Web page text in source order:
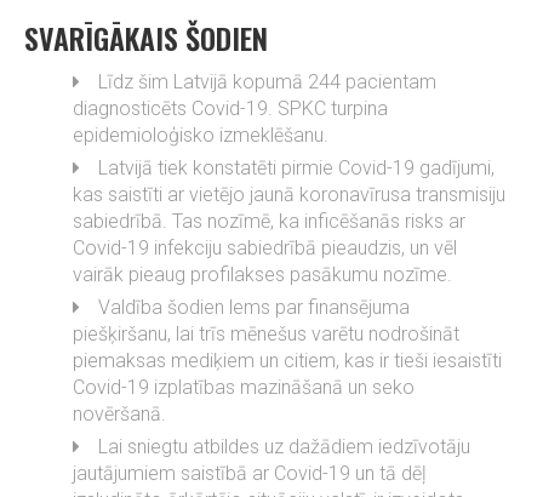
SVARĪGĀKAIS ŠODIEN
Līdz šim Latvijā kopumā 244 pacientam
diagnosticēts Covid-19. SPKC turpina
epidemioloģisko izmeklēšanu.
Latvijā tiek konstatēti pirmie Covid-19 gadījumi,
kas saistīti ar vietējo jaunā koronavīrusa transmisiju
sabiedrībā. Tas nozīmē, ka inficēšanās risks ar
Covid-19 infekciju sabiedrībā pieaudzis, un vēl
vairāk pieaug profilakses pasākumu nozīme.
Valdība šodien lems par finansējuma
piešķiršanu, lai trīs mēnešus varētu nodrošināt
piemaksas mediķiem un citiem, kas ir tieši iesaistīti
Covid-19 izplatības mazināšanā un seko
novēršanā.
Lai sniegtu atbildes uz dažādiem iedzīvotāju
jautājumiem saistībā ar Covid-19 un tā dēļ